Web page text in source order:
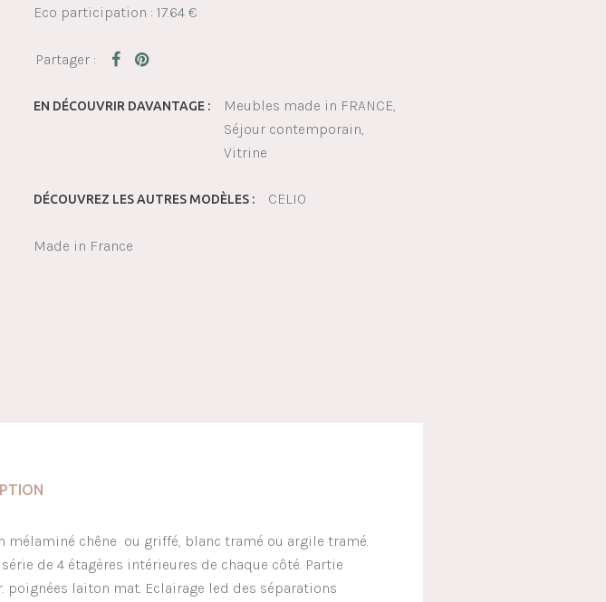
Eco participation : 17.64 €
EN DÉCOUVRIR DAVANTAGE :
Meubles made in FRANCE
Séjour contemporain
Vitrine
DÉCOUVREZ LES AUTRES MODÈLES : CELIO
Made in France
chêne ou griffé, blanc tramé ou argile tramé.
de 4 étagères intérieures de chaque côté. Partie
laiton mat. Eclairage led des séparations